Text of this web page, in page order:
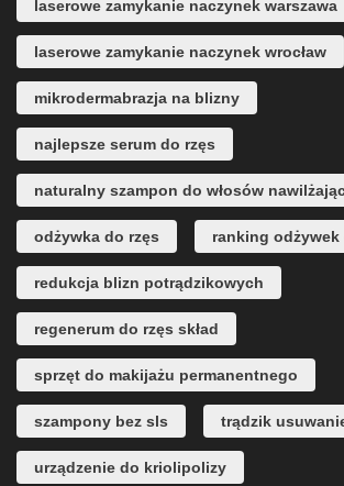
laserowe zamykanie naczynek warszawa
laserowe zamykanie naczynek wrocław
mikrodermabrazja na blizny
najlepsze serum do rzęs
naturalny szampon do włosów
odżywka do rzęs ranking odżywek
redukcja blizn potrądzikowych
regenerum do rzęs skład
sprzęt do makijażu permanentnego
szampony bez sls trądzik
urządzenie do kriolipolizy